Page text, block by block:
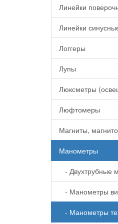
Линейки
Линейки
Логгеры
Лупы
Люксметры
Люфтомеры
Магниты,
Манометры
- Двухтрубные
- Манометры
- Манометры